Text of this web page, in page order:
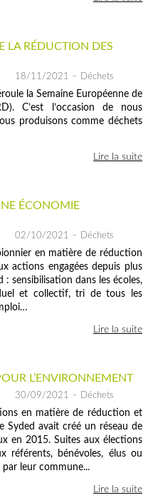
LA RÉDUCTION DES
18/11/2021 – Déchets
la Semaine Européenne de
C’est l’occasion de nous
produisons comme déchets
Lire la suite
ÉCONOMIE
02/10/2021 – Déchets
en matière de réduction
actions engagées depuis plus
: sensibilisation dans les écoles,
et collectif, tri de tous les
Lire la suite
L’ENVIRONNEMENT
30/09/2021 – Déchets
en matière de réduction et
Syded avait créé un réseau de
en 2015. Suites aux élections
référents,
bénévoles, élus ou
par leur commune...
Lire la suite